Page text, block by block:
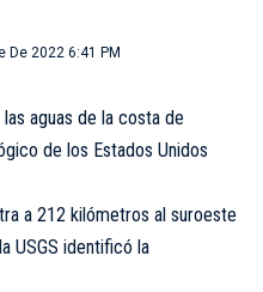
De 2022 6:41 PM
aguas de la costa de
de los Estados Unidos
a 212 kilómetros al suroeste
USGS identificó la